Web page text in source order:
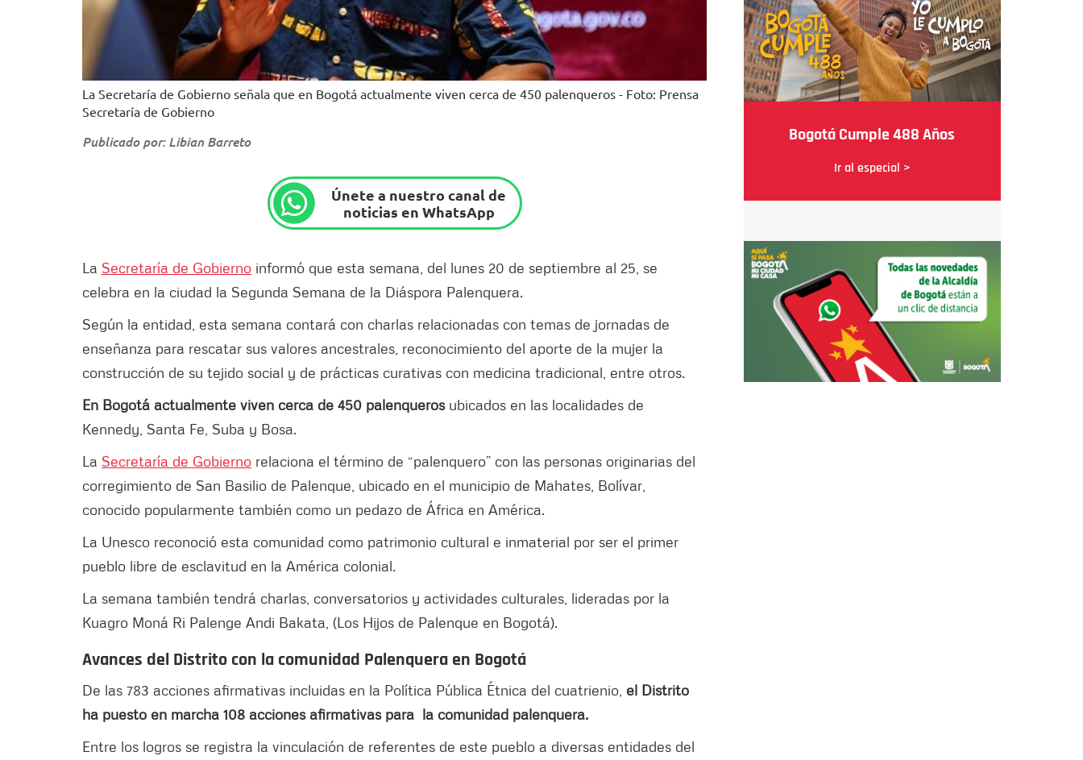
La Secretaría de Gobierno señala que en Bogotá actualmente viven cerca de 450 palenqueros - Foto: Prensa
Secretaría de Gobierno
Publicado por: Libian Barreto
Únete a nuestro canal de
noticias en WhatsApp
La Secretaría de Gobierno informó que esta semana, del lunes 20 de septiembre al 25, se
celebra en la ciudad la Segunda Semana de la Diáspora Palenquera.
Según la entidad, esta semana contará con charlas relacionadas con temas de jornadas de
enseñanza para rescatar sus valores ancestrales, reconocimiento del aporte de la mujer la
construcción de su tejido social y de prácticas curativas con medicina tradicional, entre otros.
En Bogotá actualmente viven cerca de 450 palenquerosubicados en las localidades de
Kennedy, Santa Fe, Suba y Bosa.
La Secretaría de Gobierno relaciona el término de “palenquero” con las personas originarias del
corregimiento de San Basilio de Palenque, ubicado en el municipio de Mahates, Bolívar,
conocido popularmente también como un pedazo de África en América.
La Unesco reconoció esta comunidad como patrimonio cultural e inmaterial por ser el primer
pueblo libre de esclavitud en la América colonial.
La semana también tendrá charlas, conversatorios y actividades culturales, lideradas por la
Kuagro Moná Ri Palenge Andi Bakata, (Los Hijos de Palenque en Bogotá).
Avances del Distrito con la comunidad Palenquera en Bogotá
De las 783 acciones afirmativas incluidas en la Política Pública Étnica del cuatrienio, el Distrito
ha puesto en marcha 108 acciones afirmativas para la comunidad palenquera.
Entre los logros se registra la vinculación de referentes de este pueblo a diversas entidades del
Bogotá Cumple 488 Años
Ir al especial >